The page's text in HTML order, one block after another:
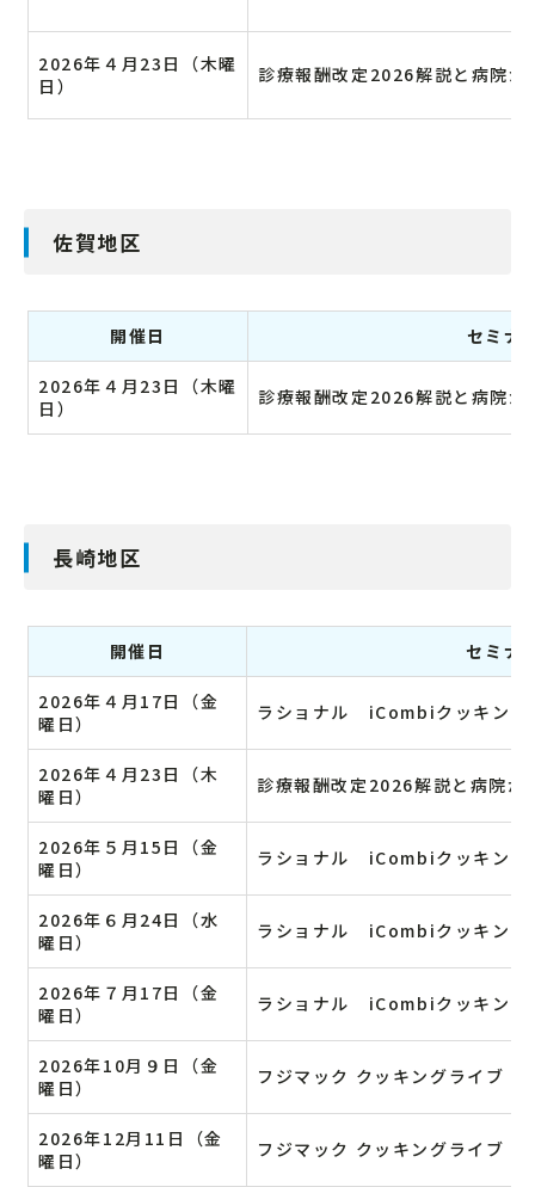
2026年４月23日（木曜
日）
診療報酬改定2026解説と病院が
佐賀地区
開催日 セミナ
2026年４月23日（木曜
日）
診療報酬改定2026解説と病院が
長崎地区
開催日 セミナ
2026年４月17日（金
曜日）
ラショナル iCombiクッキング
2026年４月23日（木
曜日）
診療報酬改定2026解説と病院が
2026年５月15日（金
曜日）
ラショナル iCombiクッキング
2026年６月24日（水
曜日）
ラショナル iCombiクッキング
2026年７月17日（金
曜日）
ラショナル iCombiクッキング
2026年10月９日（金
曜日）
フジマック クッキングライブ（
2026年12月11日（金
曜日）
フジマック クッキングライブ（